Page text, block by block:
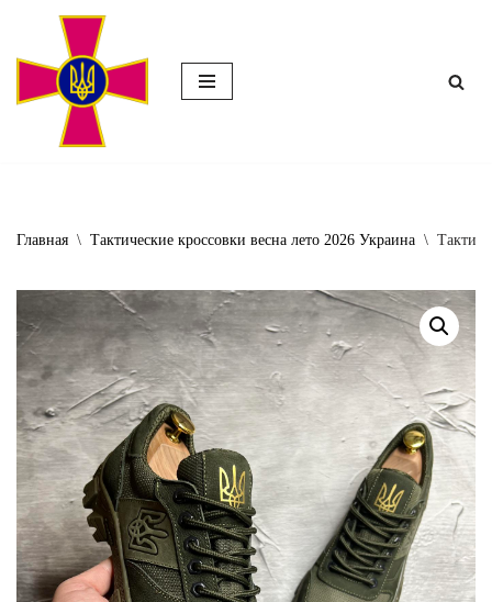
Перейти
содержимому
Главная \ Тактические кроссовки весна лето 2026 Украина \